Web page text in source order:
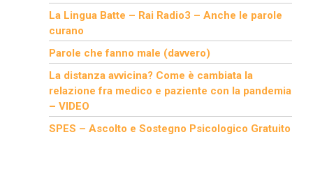
La Lingua Batte – Rai Radio3 – Anche le parole
curano
Parole che fanno male (davvero)
La distanza avvicina? Come è cambiata la
relazione fra medico e paziente con la pandemia
– VIDEO
SPES – Ascolto e Sostegno Psicologico Gratuito